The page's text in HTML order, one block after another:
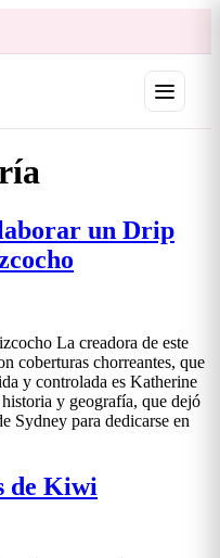
un Drip
La creadora de este
coberturas chorreantes, que
y controlada es Katherine
y geografía, que dejó
Sydney para dedicarse en
de Kiwi